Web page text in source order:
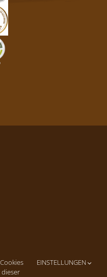
EINSTELLUNGEN